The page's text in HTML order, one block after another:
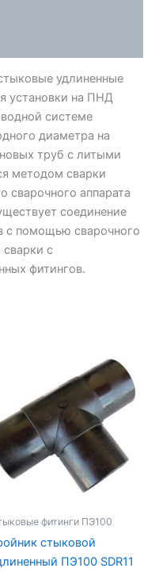
удлиненные
установки на ПНД
системе
диаметра на
труб с литыми
методом сварки
сварочного аппарата
соединение
с помощью сварочного
с
фитингов.
фитинги ПЭ100
стыковой
ПЭ100 SDR11